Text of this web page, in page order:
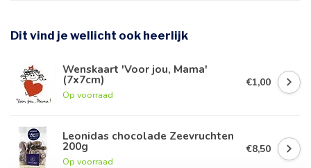
Dit vind je wellicht ook heerlijk
Wenskaart 'Voor jou, Mama'
(7x7cm)
Op voorraad
€1,00
Leonidas chocolade Zeevruchten
200g
Op voorraad
€8,50